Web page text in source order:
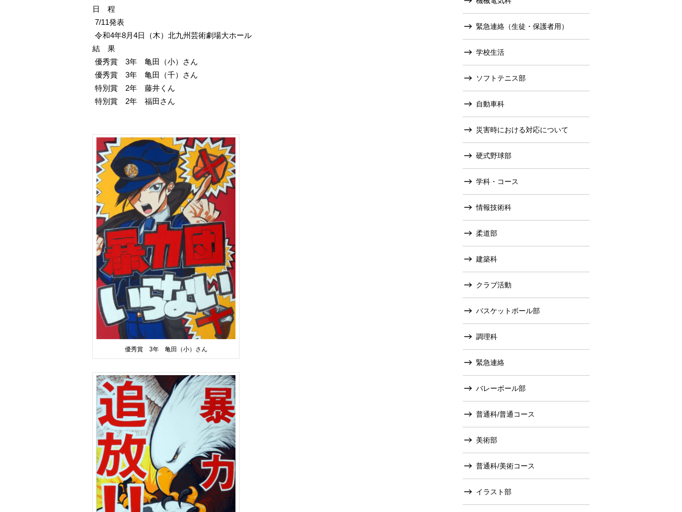
日 程
7/11発表
令和4年8月4日（木）北九州芸術劇場大ホール
結 果
優秀賞 3年 亀田（小）さん
優秀賞 3年 亀田（千）さん
特別賞 2年 藤井くん
特別賞 2年 福田さん
優秀賞 3年 亀田（小）さん
緊急連絡（生徒・保護者用）
学校生活
ソフトテニス部
自動車科
災害時における対応について
硬式野球部
学科・コース
情報技術科
柔道部
建築科
クラブ活動
バスケットボール部
調理科
緊急連絡
バレーボール部
普通科/普通コース
美術部
普通科/美術コース
イラスト部